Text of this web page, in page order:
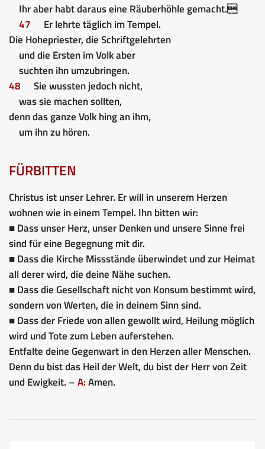
Ihr aber habt daraus eine Räuberhöhle gemacht.
47
Er lehrte täglich im Tempel.
Die Hohepriester, die Schriftgelehrten
und die Ersten im Volk aber
suchten ihn umzubringen.
48
Sie wussten jedoch nicht,
was sie machen sollten,
denn das ganze Volk hing an ihm,
um ihn zu hören.
FÜRBITTEN
Christus ist unser Lehrer. Er will in unserem Herzen
wohnen wie in einem Tempel. Ihn bitten wir:
■ Dass unser Herz, unser Denken und unsere Sinne frei
sind für eine Begegnung mit dir.
■ Dass die Kirche Missstände überwindet und zur Heimat
all derer wird, die deine Nähe suchen.
■ Dass die Gesellschaft nicht von Konsum bestimmt wird,
sondern von Werten, die in deinem Sinn sind.
■ Dass der Friede von allen gewollt wird, Heilung möglich
wird und Tote zum Leben auferstehen.
Entfalte deine Gegenwart in den Herzen aller Menschen.
Denn du bist das Heil der Welt, du bist der Herr von Zeit
und Ewigkeit. –A:Amen.